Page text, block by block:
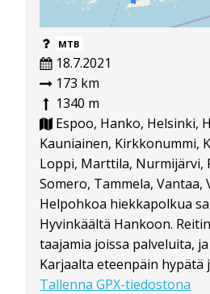
MTB
18.7.2021
173 km
1340 m
Espoo, Hanko, Helsinki,
Kauniainen, Kirkkonummi,
Loppi, Marttila, Nurmijärvi,
Somero, Tammela, Vantaa,
Helpohkoa hiekkapolkua
Hyvinkäältä Hankoon.
taajamia joissa palveluita,
Karjaalta eteenpäin hypätä
Tallenna GPX-tiedostona